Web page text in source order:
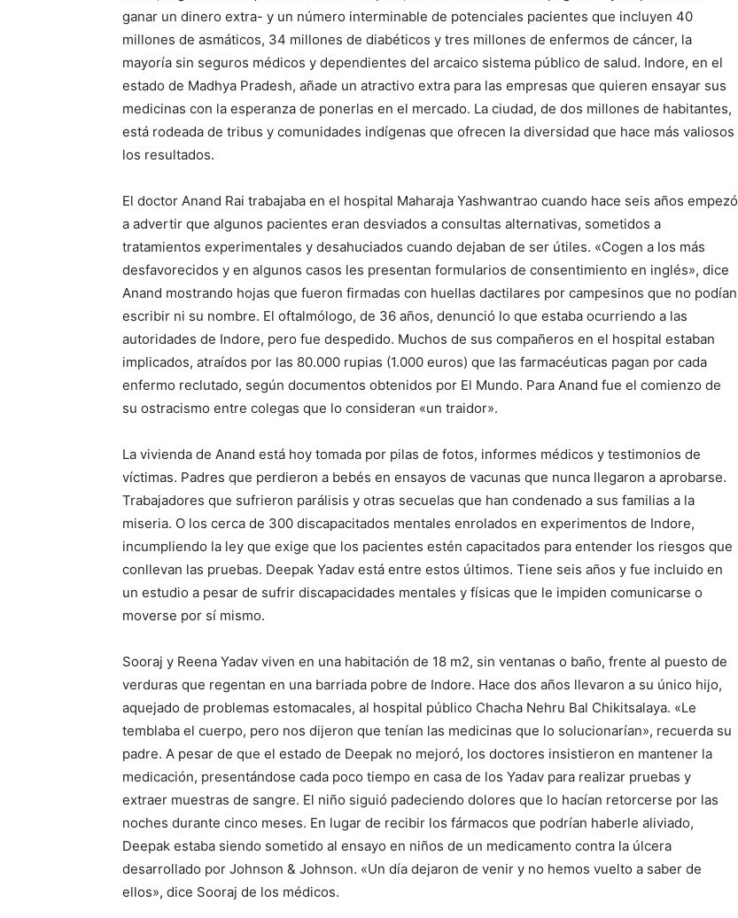
ganar un dinero extra- y un número interminable de potenciales pacientes que incluyen 40
millones de asmáticos, 34 millones de diabéticos y tres millones de enfermos de cáncer, la
mayoría sin seguros médicos y dependientes del arcaico sistema público de salud. Indore, en el
estado de Madhya Pradesh, añade un atractivo extra para las empresas que quieren ensayar sus
medicinas con la esperanza de ponerlas en el mercado. La ciudad, de dos millones de habitantes,
está rodeada de tribus y comunidades indígenas que ofrecen la diversidad que hace más valiosos
los resultados.
El doctor Anand Rai trabajaba en el hospital Maharaja Yashwantrao cuando hace seis años empezó
a advertir que algunos pacientes eran desviados a consultas alternativas, sometidos a
tratamientos experimentales y desahuciados cuando dejaban de ser útiles. «Cogen a los más
desfavorecidos y en algunos casos les presentan formularios de consentimiento en inglés», dice
Anand mostrando hojas que fueron firmadas con huellas dactilares por campesinos que no podían
escribir ni su nombre. El oftalmólogo, de 36 años, denunció lo que estaba ocurriendo a las
autoridades de Indore, pero fue despedido. Muchos de sus compañeros en el hospital estaban
implicados, atraídos por las 80.000 rupias (1.000 euros) que las farmacéuticas pagan por cada
enfermo reclutado, según documentos obtenidos por El Mundo. Para Anand fue el comienzo de
su ostracismo entre colegas que lo consideran «un traidor».
La vivienda de Anand está hoy tomada por pilas de fotos, informes médicos y testimonios de
víctimas. Padres que perdieron a bebés en ensayos de vacunas que nunca llegaron a aprobarse.
Trabajadores que sufrieron parálisis y otras secuelas que han condenado a sus familias a la
miseria. O los cerca de 300 discapacitados mentales enrolados en experimentos de Indore,
incumpliendo la ley que exige que los pacientes estén capacitados para entender los riesgos que
conllevan las pruebas. Deepak Yadav está entre estos últimos. Tiene seis años y fue incluido en
un estudio a pesar de sufrir discapacidades mentales y físicas que le impiden comunicarse o
moverse por sí mismo.
Sooraj y Reena Yadav viven en una habitación de 18 m2, sin ventanas o baño, frente al puesto de
verduras que regentan en una barriada pobre de Indore. Hace dos años llevaron a su único hijo,
aquejado de problemas estomacales, al hospital público Chacha Nehru Bal Chikitsalaya. «Le
temblaba el cuerpo, pero nos dijeron que tenían las medicinas que lo solucionarían», recuerda su
padre. A pesar de que el estado de Deepak no mejoró, los doctores insistieron en mantener la
medicación, presentándose cada poco tiempo en casa de los Yadav para realizar pruebas y
extraer muestras de sangre. El niño siguió padeciendo dolores que lo hacían retorcerse por las
noches durante cinco meses. En lugar de recibir los fármacos que podrían haberle aliviado,
Deepak estaba siendo sometido al ensayo en niños de un medicamento contra la úlcera
desarrollado por Johnson & Johnson. «Un día dejaron de venir y no hemos vuelto a saber de
ellos», dice Sooraj de los médicos.